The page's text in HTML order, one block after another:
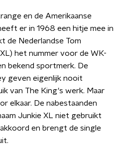
en de Amerikaanse
er in 1968 een hitje mee in
de Nederlandse Tom
het nummer voor de WK-
bekend sportmerk. De
geven eigenlijk nooit
van The King's werk. Maar
elkaar. De nabestaanden
Junkie XL niet gebruikt
en brengt de single